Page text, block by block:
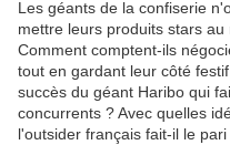
Les géants de la confiserie
mettre leurs produits stars au
Comment comptent-ils
tout en gardant leur côté
succès du géant Haribo qui
concurrents ? Avec quelles
l'outsider français fait-il le